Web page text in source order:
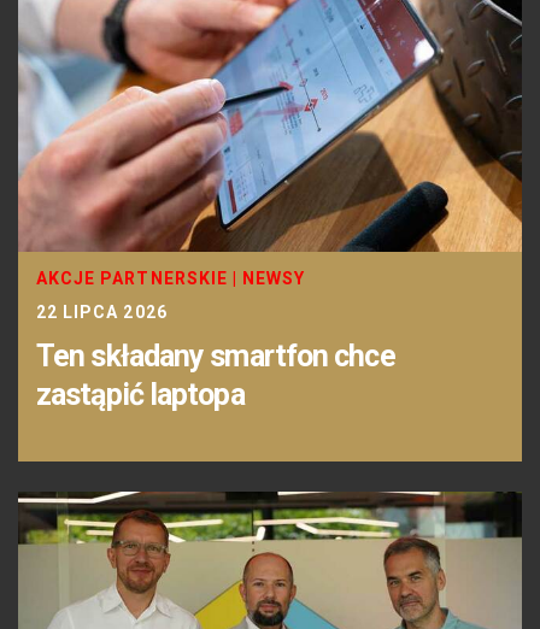
AKCJE PARTNERSKIE
NEWSY
22 LIPCA 2026
Ten składany smartfon chce
zastąpić laptopa